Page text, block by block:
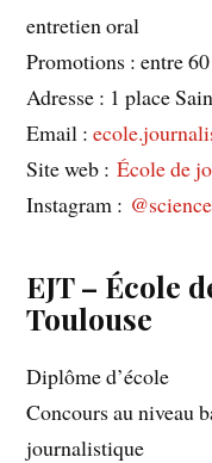
entretien oral
Promotions : entre
Adresse : 1 place
Email :
Site web :École de
Instagram :
EJT – École
Toulouse
Diplôme d’école
Concours au niveau
journalistique